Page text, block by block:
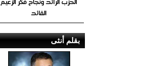
القائد
بقلم أنثى